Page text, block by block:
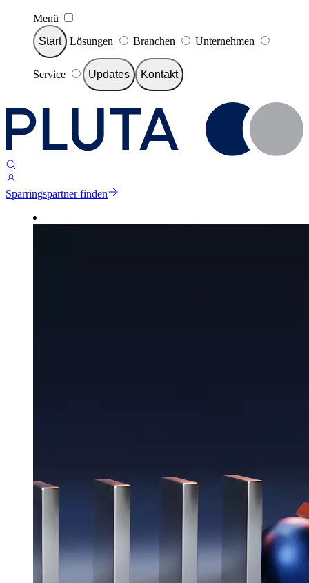
Menü
Start
Lösungen Branchen Unternehmen
Service Updates Kontakt
Sparringspartner finden